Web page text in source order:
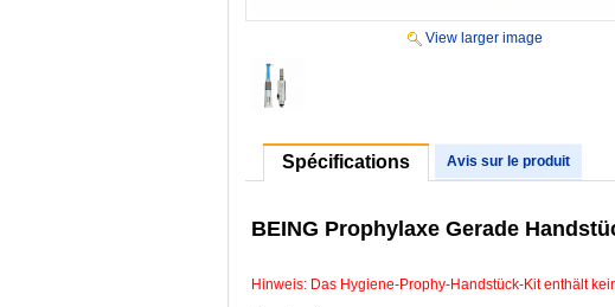
View larger image
Spécifications Avis sur le produit
BEING Prophylaxe Gerade
Hinweis: Das Hygiene-Prophy-Handstück-Kit enthält